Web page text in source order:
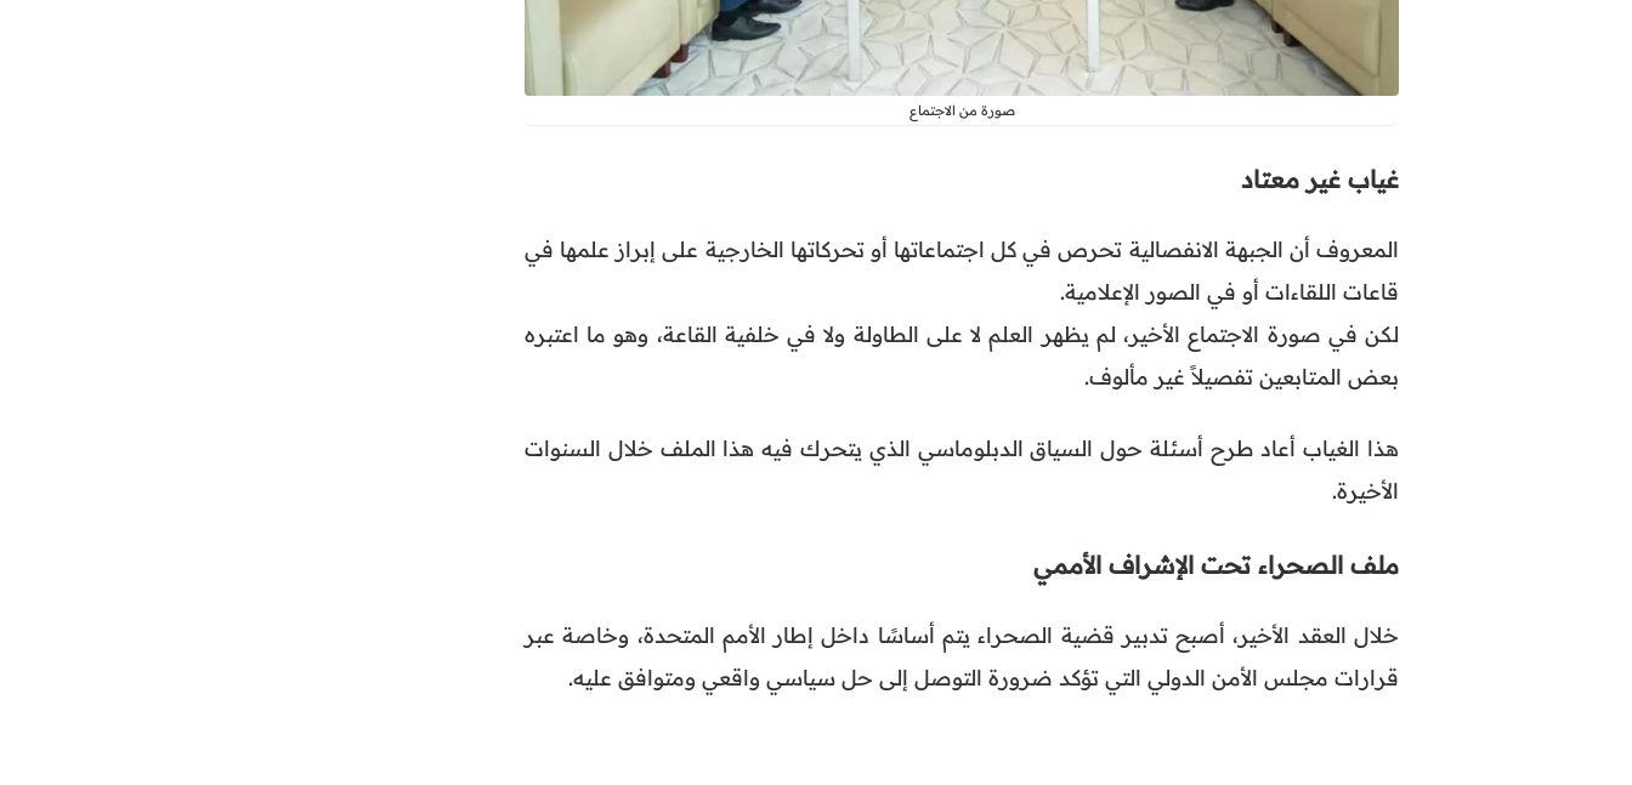
صورة من الاجتماع
غياب غير معتاد
المعروف أن الجبهة الانفصالية تحرص في كل اجتماعاتها أو تحركاتها الخارجية على إبراز علمها في
قاعات اللقاءات أو في الصور الإعلامية.
لكن في صورة الاجتماع الأخير، لم يظهر العلم لا على الطاولة ولا في خلفية القاعة، وهو ما اعتبره
بعض المتابعين تفصيلاً غير مألوف.
هذا الغياب أعاد طرح أسئلة حول السياق الدبلوماسي الذي يتحرك فيه هذا الملف خلال السنوات
الأخيرة.
ملف الصحراء تحت الإشراف الأممي
خلال العقد الأخير، أصبح تدبير قضية الصحراء يتم أساسًا داخل إطار الأمم المتحدة، وخاصة عبر
قرارات مجلس الأمن الدولي التي تؤكد ضرورة التوصل إلى حل سياسي واقعي ومتوافق عليه.